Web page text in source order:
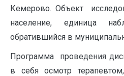
Кемерово. Объект
население, единица
обратившийся в
Программа проведения
в себя осмотр